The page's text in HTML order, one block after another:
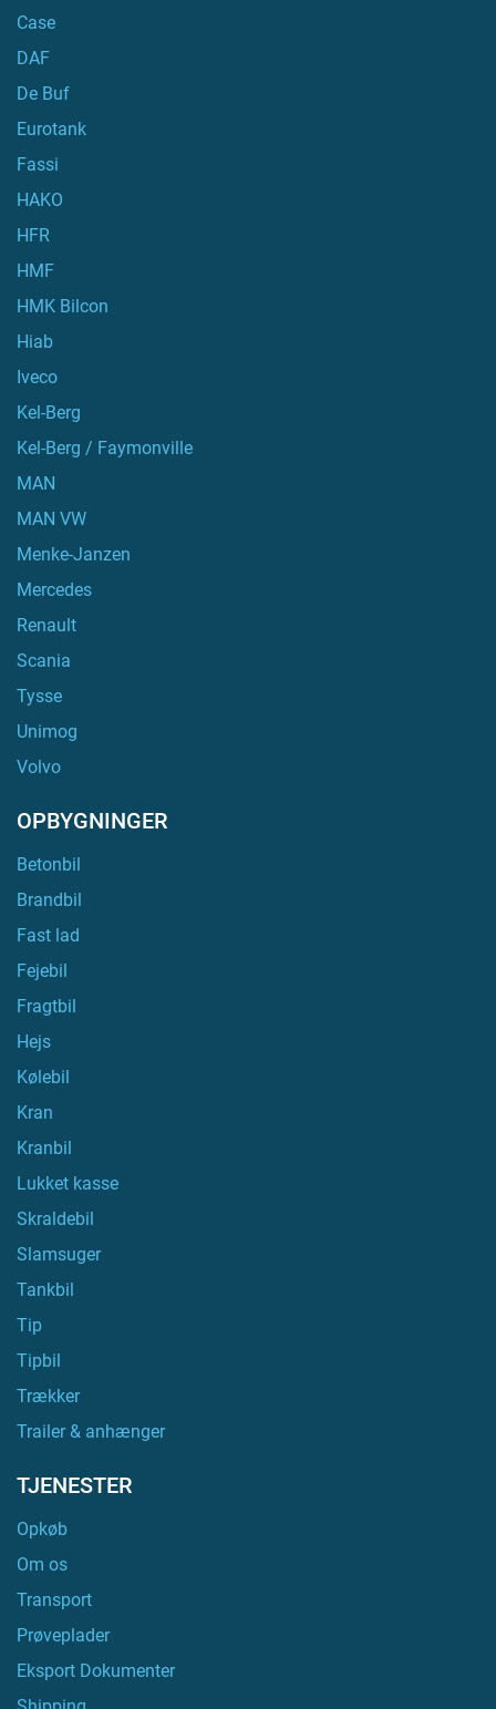
Case
DAF
De Buf
Eurotank
Fassi
HAKO
HFR
HMF
HMK Bilcon
Hiab
Iveco
Kel-Berg
Kel-Berg / Faymonville
MAN
MAN VW
Menke-Janzen
Mercedes
Renault
Scania
Tysse
Unimog
Volvo
OPBYGNINGER
Betonbil
Brandbil
Fast lad
Fejebil
Fragtbil
Hejs
Kølebil
Kran
Kranbil
Lukket kasse
Skraldebil
Slamsuger
Tankbil
Tip
Tipbil
Trækker
Trailer & anhænger
TJENESTER
Opkøb
Om os
Transport
Prøveplader
Eksport Dokumenter